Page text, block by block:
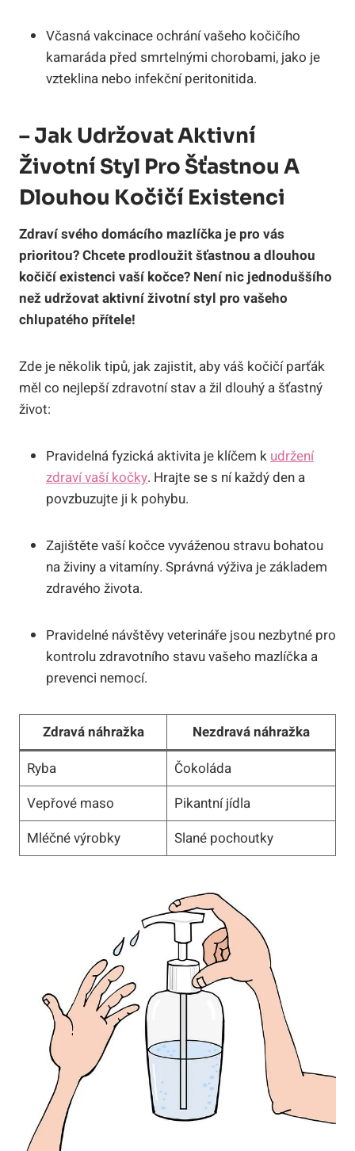
Včasná vakcinace ochrání vašeho kočičího
kamaráda před smrtelnými chorobami, jako je
vzteklina nebo infekční peritonitida.
– Jak Udržovat Aktivní
Životní Styl Pro Šťastnou A
Dlouhou Kočičí Existenci
Zdraví svého domácího mazlíčka je pro vás
prioritou? Chcete prodloužit šťastnou a dlouhou
kočičí existenci vaší kočce? Není nic jednoduššího
než udržovat aktivní životní styl pro vašeho
chlupatého přítele!
Zde je několik tipů, jak zajistit, aby váš kočičí parťák
měl co nejlepší zdravotní stav a žil dlouhý a šťastný
život:
Pravidelná fyzická aktivita je klíčem k udržení
zdraví vaší kočky. Hrajte se s ní každý den a
povzbuzujte ji k pohybu.
Zajištěte vaší kočce vyváženou stravu bohatou
na živiny a vitamíny. Správná výživa je základem
zdravého života.
Pravidelné návštěvy veterináře jsou nezbytné pro
kontrolu zdravotního stavu vašeho mazlíčka a
prevenci nemocí.
Zdravá náhražka
Nezdravá náhražka
Ryba
Čokoláda
Vepřové maso
Pikantní jídla
Mléčné výrobky
Slané pochoutky